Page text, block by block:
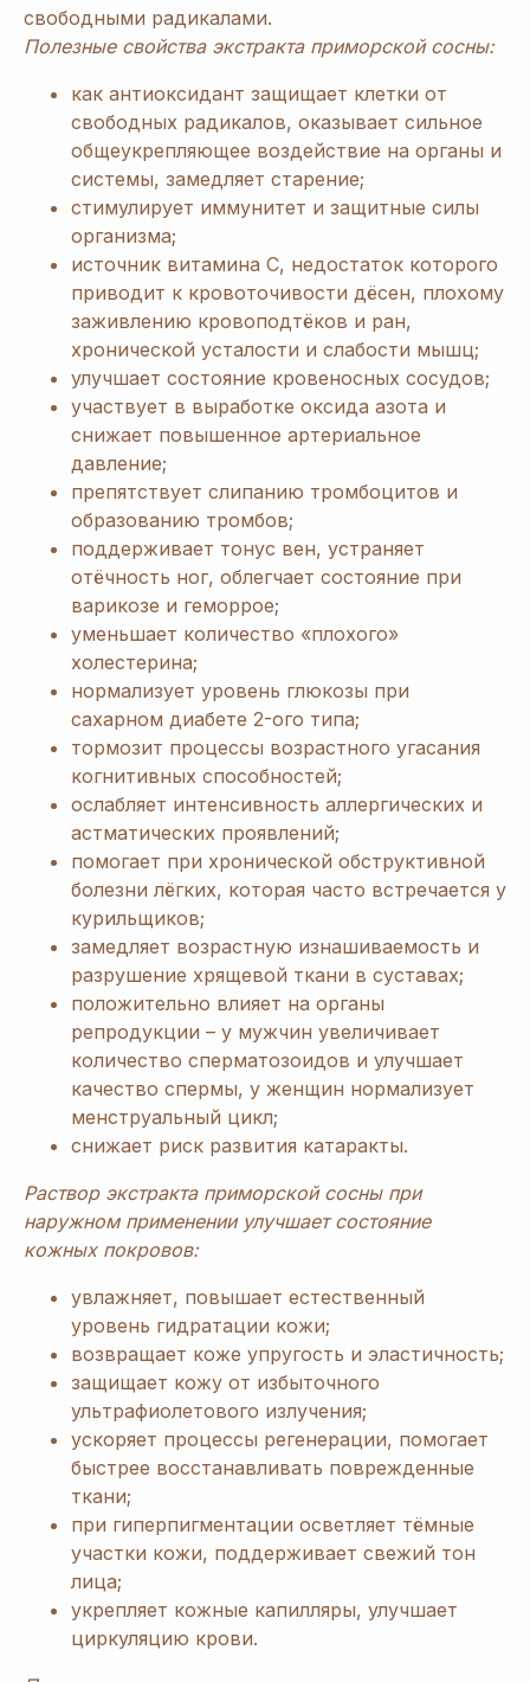
свободными радикалами.
Полезные свойства экстракта приморской сосны:
как антиоксидант защищает клетки от
свободных радикалов, оказывает сильное
общеукрепляющее воздействие на органы и
системы, замедляет старение;
стимулирует иммунитет и защитные силы
организма;
источник витамина С, недостаток которого
приводит к кровоточивости дёсен, плохому
заживлению кровоподтёков и ран,
хронической усталости и слабости мышц;
улучшает состояние кровеносных сосудов;
участвует в выработке оксида азота и
снижает повышенное артериальное
давление;
препятствует слипанию тромбоцитов и
образованию тромбов;
поддерживает тонус вен, устраняет
отёчность ног, облегчает состояние при
варикозе и геморрое;
уменьшает количество «плохого»
холестерина;
нормализует уровень глюкозы при
сахарном диабете 2-ого типа;
тормозит процессы возрастного угасания
когнитивных способностей;
ослабляет интенсивность аллергических и
астматических проявлений;
помогает при хронической обструктивной
болезни лёгких, которая часто встречается у
курильщиков;
замедляет возрастную изнашиваемость и
разрушение хрящевой ткани в суставах;
положительно влияет на органы
репродукции – у мужчин увеличивает
количество сперматозоидов и улучшает
качество спермы, у женщин нормализует
менструальный цикл;
снижает риск развития катаракты.
Раствор экстракта приморской сосны при
наружном применении улучшает состояние
кожных покровов:
увлажняет, повышает естественный
уровень гидратации кожи;
возвращает коже упругость и эластичность;
защищает кожу от избыточного
ультрафиолетового излучения;
ускоряет процессы регенерации, помогает
быстрее восстанавливать поврежденные
ткани;
при гиперпигментации осветляет тёмные
участки кожи, поддерживает свежий тон
лица;
укрепляет кожные капилляры, улучшает
циркуляцию крови.